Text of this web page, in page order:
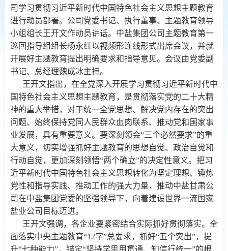
司学习贯彻习近平新时代中国特色社会主义思想主题教育
进行动员部署。公司党委书记、执行董事、主题教育领导
小组组长王开文作动员讲话。中盐集团公司主题教育第一
巡回指导组组长杨永红以视频形连线形式出席会议，并就
开展好主题教育提出明确要求和指导意见。会议由党委副
书记、总经理魏成冰主持。
王开文指出，在全党深入开展学习贯彻习近平新时代中
国特色社会主义思想主题教育，是贯彻落实党的二十大精
神的重大举措，对于统一全党思想、解决党内存在的突出
问题、始终保持党同人民群众血肉联系、推动党和国家事
业发展，具有重要意义。要深刻领会“三个必然要求”的重
大意义，切实增强抓好主题教育的思想自觉、政治自觉和
行动自觉，更加深刻领悟“两个确立”的决定性意义。把习
近平新时代中国特色社会主义思想转化为坚定理想、锤炼
党性和指导实践、推动工作的强大力量，推动中盐甘肃公
司在中盐集团党委的坚强领导下，向着建设世界一流国家
盐业公司目标迈进。
王开文强调，各企业要紧密结合实际抓好贯彻落实。全
面落实中央主题教育“12字”总要求，抓好“五个突出”，提
升“七种能力”，锚定“坚持学思用贯通、知信行统一”的根